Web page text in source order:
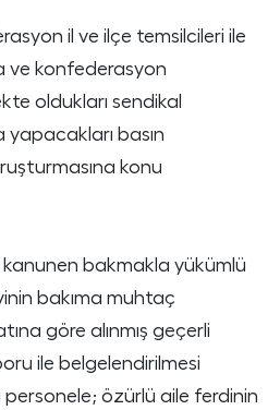
il ve ilçe temsilcileri ile
ve konfederasyon
oldukları sendikal
basın
konu
kanunen bakmakla yükümlü
bakıma muhtaç
göre alınmış geçerli
ile belgelendirilmesi
personele; özürlü aile ferdinin